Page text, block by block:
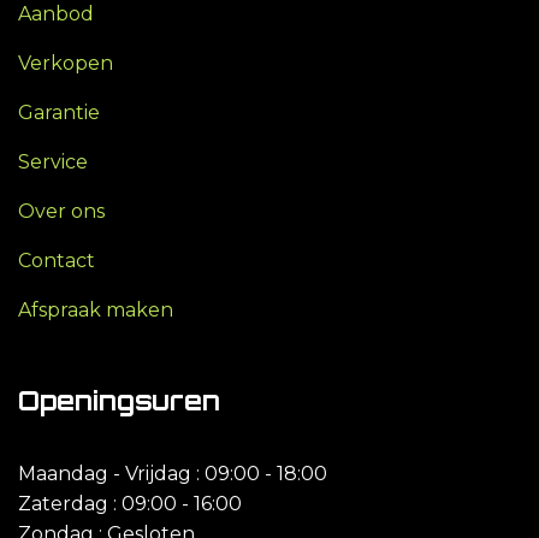
Aanbod
Verkopen
Garantie
Service
Over ons
Contact
Afspraak maken
Openingsuren
Maandag - Vrijdag : 09:00 - 18:00
Zaterdag : 09:00 - 16:00